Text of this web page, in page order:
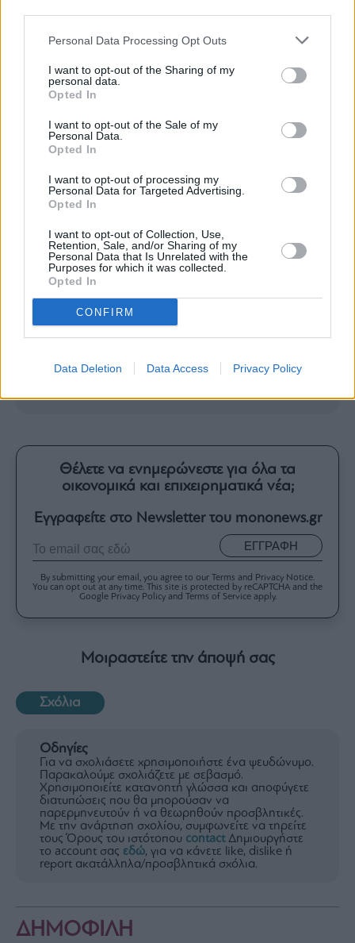
Personal Data Processing Opt Outs
I want to opt-out of the Sharing of my
personal data.
Opted In
I want to opt-out of the Sale of my
Personal Data.
Opted In
I want to opt-out of processing my
Personal Data for Targeted Advertising.
Opted In
I want to opt-out of Collection, Use,
Retention, Sale, and/or Sharing of my
Personal Data that Is Unrelated with the
Purposes for which it was collected.
Opted In
CONFIRM
Data Deletion Data Access Privacy Policy
Θερμαϊκός λιμενικό
ΕΙΔΗΣΕΙΣ ΣΗΜΕΡΑ
Πυρκαγιά στην Αττικοβοιωτία: Πώς έγινε η
επιχείρηση διάσωσης και απομάκρυνσης
πολιτών από την Πυροσβεστική
προστασίας πριν από κάθε κολύμβηση
Πυρκαγιές: Σε Red Code Αττική και άλλες 5
περιοχές την Κυριακή
Πλοίο δέχθηκε επίθεση ανοιχτά του Ομάν
Google Newsκαι ενημερωθείτε
Θέλετε να ενημερώνεστε για όλα τα
οικονομικά και επιχειρηματικά νέα;
Εγγραφείτε στο Newsletter του mononews.gr
ΕΓΓΡΑΦΗ
By submitting your email, you agree to our Terms and Privacy Notice.
You can opt out at any time. This site is protected by reCAPTCHA and the
Google Privacy Policy and Terms of Service apply.
Μοιραστείτε την άποψή σας
Σχόλια
Οδηγίες
Για να σχολιάσετε χρησιμοποιήστε ένα ψευδώνυμο.
Παρακαλούμε σχολιάζετε με σεβασμό.
Χρησιμοποιείτε κατανοητή γλώσσα και αποφύγετε
διατυπώσεις που θα μπορούσαν να
παρερμηνευτούν ή να θεωρηθούν προσβλητικές.
Με την ανάρτηση σχολίου, συμφωνείτε να τηρείτε
τους Όρους του ιστότοπου contactΔημιουργήστε
το account σας εδώ, για να κάνετε like, dislike ή
report ακατάλληλα/προσβλητικά σχόλια.
ΔΗΜΟΦΙΛΗ